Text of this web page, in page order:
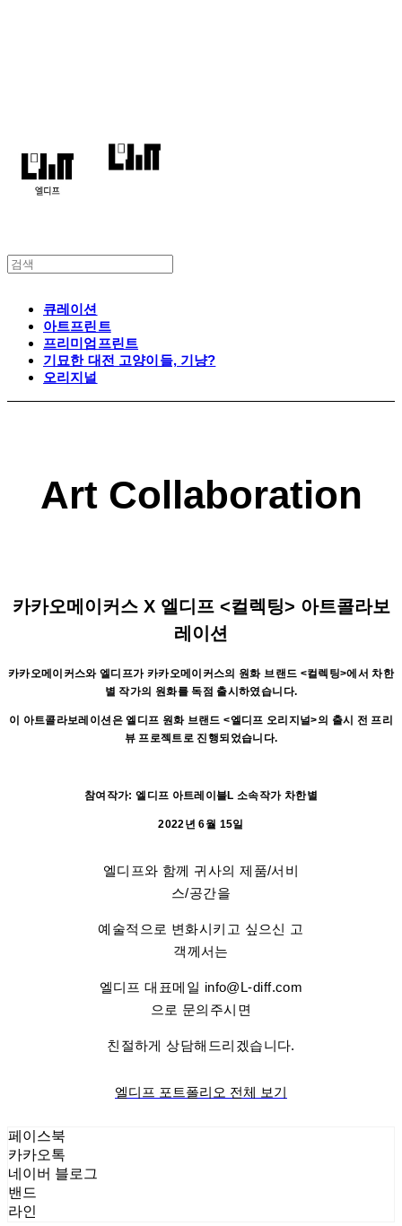
큐레이션
아트프린트
프리미엄프린트
기묘한 대전 고양이들, 기냥?
오리지널
ArtCollaboration
카카오메이커스 X 엘디프 <컬렉팅> 아트콜라보
레이션
카카오메이커스와 엘디프가 카카오메이커스의 원화 브랜드 <컬렉팅>에서 차한
별 작가의 원화를 독점 출시하였습니다.
이 아트콜라보레이션은 엘디프 원화 브랜드 <엘디프 오리지널>의 출시 전 프리
뷰 프로젝트로 진행되었습니다.
참여작가: 엘디프 아트레이블L 소속작가 차한별
2022년 6월 15일
엘디프와 함께 귀사의 제품/서비
스/공간을
예술적으로 변화시키고 싶으신 고
객께서는
엘디프 대표메일 info@L-diff.com
으로 문의주시면
친절하게 상담해드리겠습니다.
엘디프 포트폴리오 전체 보기
페이스북
카카오톡
네이버 블로그
밴드
라인